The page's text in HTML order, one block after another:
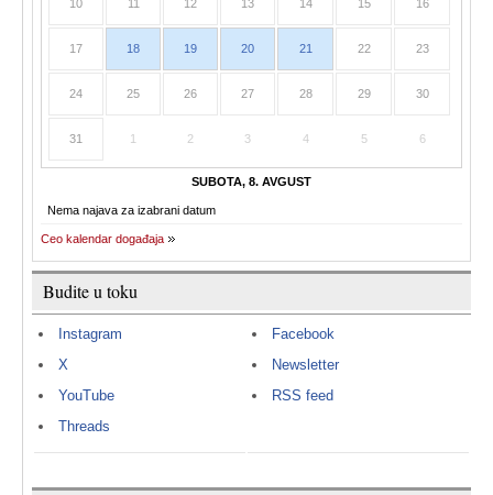
10 11 12 13 14 15 16
17 18 19 20 21 22 23
24 25 26 27 28 29 30
31 1 2 3 4 5 6
SUBOTA, 8. AVGUST
Nema najava za izabrani datum
Ceo kalendar događaja
Budite u toku
Instagram
X
YouTube
Threads
Facebook
Newsletter
RSS feed